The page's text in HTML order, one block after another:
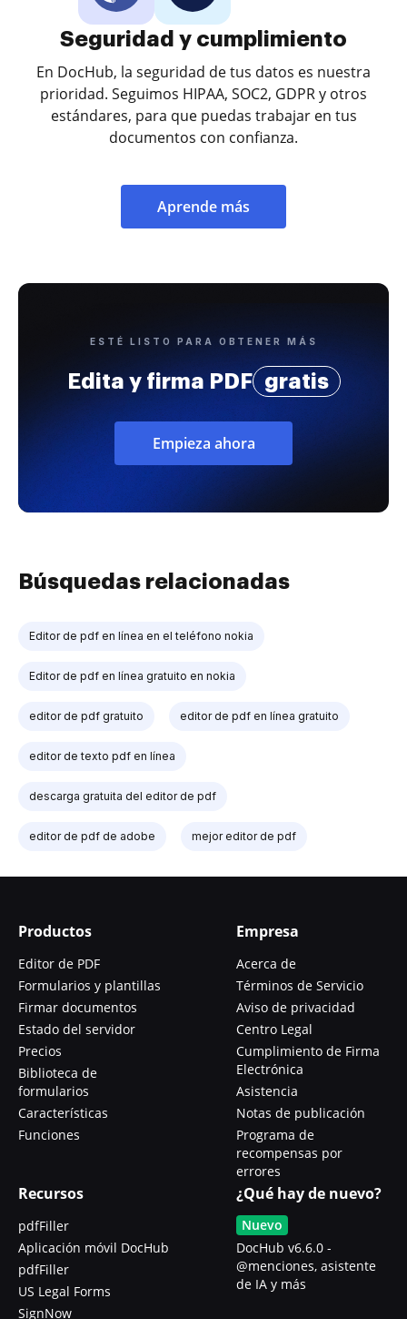
Seguridad y cumplimiento
En DocHub, la seguridad de tus datos es nuestra
prioridad. Seguimos HIPAA, SOC2, GDPR y otros
estándares, para que puedas trabajar en tus
documentos con confianza.
Aprende más
ESTÉ LISTO PARA OBTENER MÁS
Edita y firma PDF gratis
Empieza ahora
Búsquedas relacionadas
Editor de pdf en línea en el teléfono nokia
Editor de pdf en línea gratuito en nokia
editor de pdf gratuito editor de pdf en línea gratuito
editor de texto pdf en línea
descarga gratuita del editor de pdf
editor de pdf de adobe mejor editor de pdf
Productos
Editor de PDF
Formularios y plantillas
Firmar documentos
Estado del servidor
Precios
Biblioteca de
formularios
Características
Funciones
Empresa
Acerca de
Términos de Servicio
Aviso de privacidad
Centro Legal
Cumplimiento de Firma
Electrónica
Asistencia
Notas de publicación
Programa de
recompensas por
errores
Recursos
pdfFiller
Aplicación móvil DocHub
pdfFiller
US Legal Forms
SignNow
¿Qué hay de nuevo?
Nuevo
DocHub v6.6.0 -
@menciones, asistente
de IA y más